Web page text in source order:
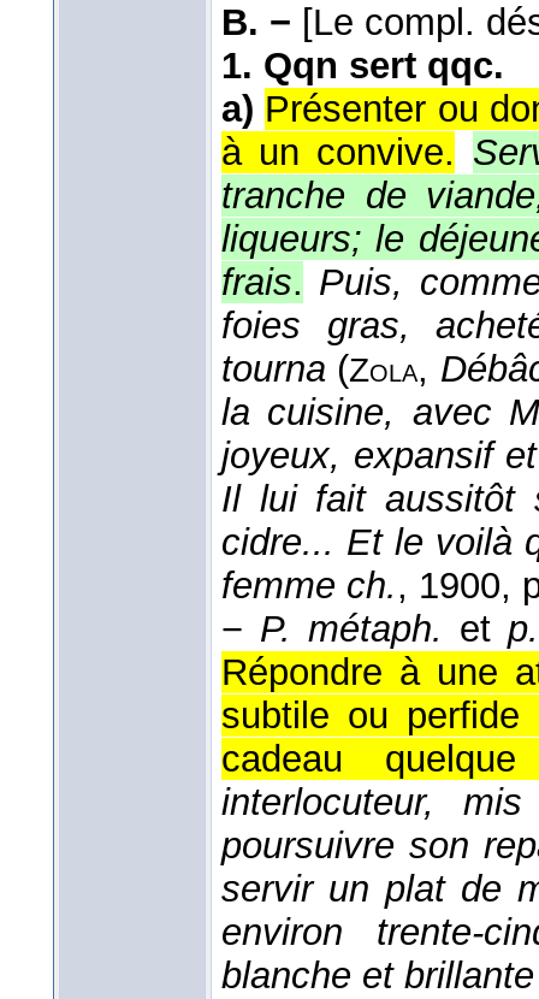
B. − [Le compl.
1. Qqn sert qqc.
a) Présenter ou
à un convive.
tranche de
liqueurs; le
frais. Puis,
foies gras,
tourna (Zola,
la cuisine, avec
joyeux, expansif
Il lui fait aussitôt
cidre... Et le voilà
femme ch., 1900,
− P. métaph. et
Répondre à une
subtile ou
cadeau
interlocuteur,
poursuivre son
servir un plat de
environ trente-
blanche et brillante